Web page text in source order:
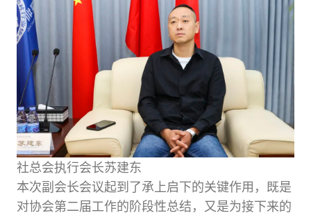
社总会执行会长苏建东
本次副会长会议起到了承上启下的关键作用，既是
对协会第二届工作的阶段性总结，又是为接下来的